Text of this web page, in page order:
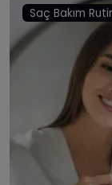
Saç Bakım